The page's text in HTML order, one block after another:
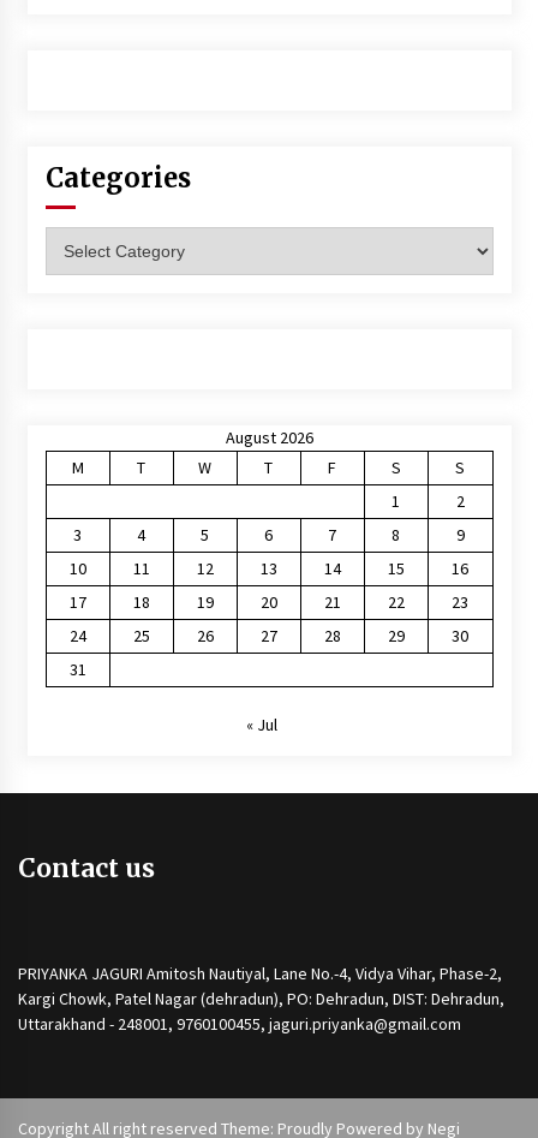
Categories
August 2026
M
T W T F S
S
1
2
3
4 5 6 7 8
9
10
11 12 13 14 15
16
17
18 19 20 21 22
23
24
25 26 27 28 29
30
31
« Jul
Contact us
PRIYANKA JAGURI Amitosh Nautiyal, Lane No.-4, Vidya Vihar, Phase-2,
Kargi Chowk, Patel Nagar (dehradun), PO: Dehradun, DIST: Dehradun,
Uttarakhand - 248001, 9760100455, jaguri.priyanka@gmail.com
Copyright All right reserved Theme: Proudly Powered by Negi